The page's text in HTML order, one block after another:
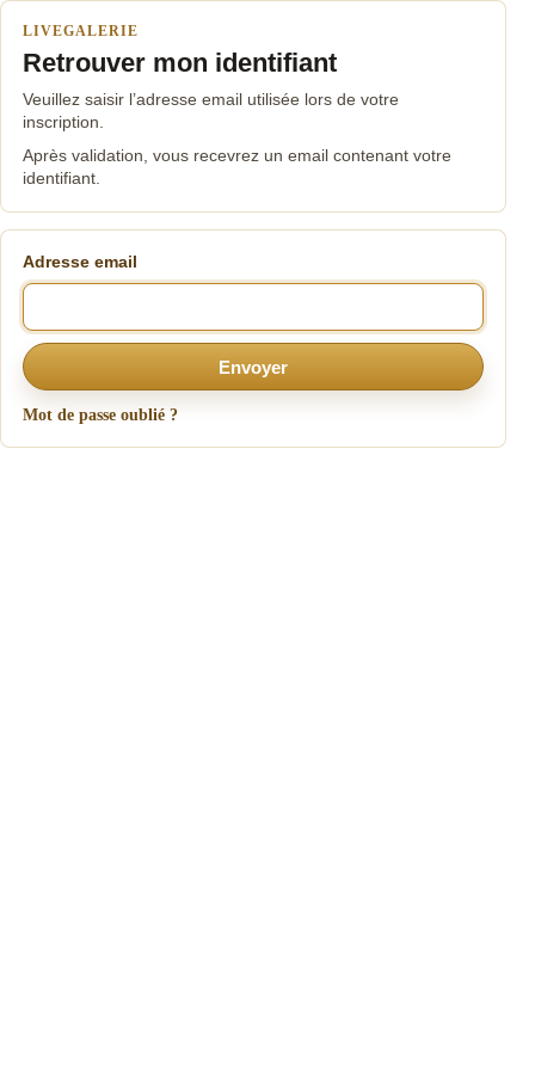
LIVEGALERIE
Retrouver mon identifiant
Veuillez saisir l’adresse email utilisée lors de votre
inscription.
Après validation, vous recevrez un email contenant votre
identifiant.
Adresse email
Envoyer
Mot de passe oublié ?